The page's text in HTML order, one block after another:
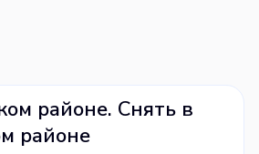
районе. Снять в
районе